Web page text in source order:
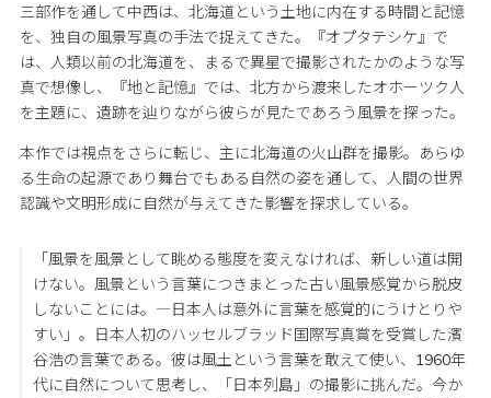
三部作を通して中西は、北海道という土地に内在する時間と記憶
を、独自の風景写真の手法で捉えてきた。『オプタテシケ』で
は、人類以前の北海道を、まるで異星で撮影されたかのような写
真で想像し、『地と記憶』では、北方から渡来したオホーツク人
を主題に、遺跡を辿りながら彼らが見たであろう風景を探った。
本作では視点をさらに転じ、主に北海道の火山群を撮影。あらゆ
る生命の起源であり舞台でもある自然の姿を通して、人間の世界
認識や文明形成に自然が与えてきた影響を探求している。
「風景を風景として眺める態度を変えなければ、新しい道は開
けない。風景という言葉につきまとった古い風景感覚から脱皮
しないことには。―日本人は意外に言葉を感覚的にうけとりや
すい」。日本人初のハッセルブラッド国際写真賞を受賞した濱
谷浩の言葉である。彼は風土という言葉を敢えて使い、1960年
代に自然について思考し、「日本列島」の撮影に挑んだ。今か